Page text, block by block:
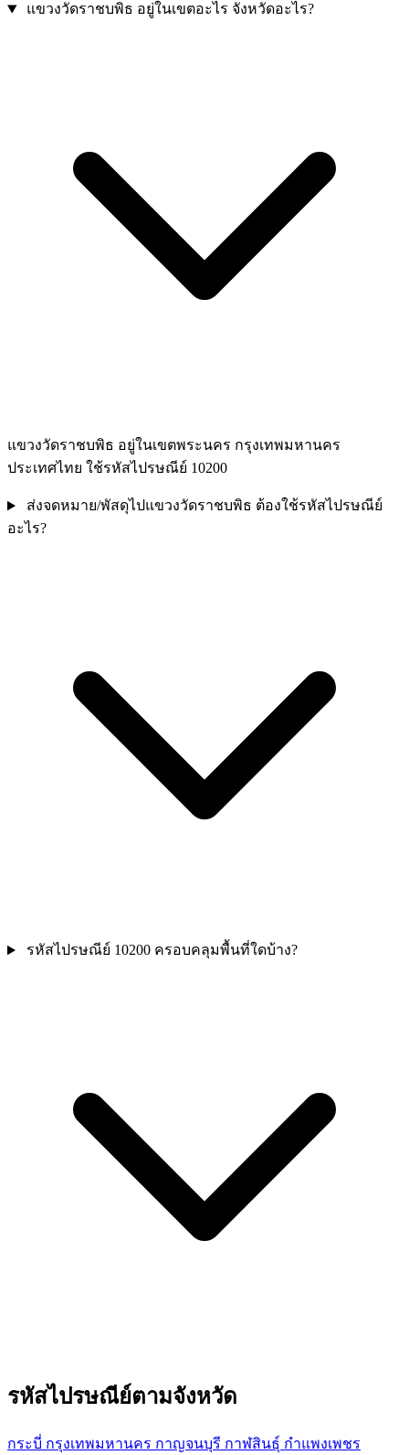
แขวงวัดราชบพิธ อยู่ในเขตอะไร จังหวัดอะไร?
แขวงวัดราชบพิธ อยู่ในเขตพระนคร กรุงเทพมหานคร
ประเทศไทย ใช้รหัสไปรษณีย์ 10200
ส่งจดหมาย/พัสดุไปแขวงวัดราชบพิธ ต้องใช้รหัสไปรษณีย์
อะไร?
รหัสไปรษณีย์ 10200 ครอบคลุมพื้นที่ใดบ้าง?
รหัสไปรษณีย์ตามจังหวัด
กระบี่ กรุงเทพมหานคร กาญจนบุรี กาฬสินธุ์ กำแพงเพชร